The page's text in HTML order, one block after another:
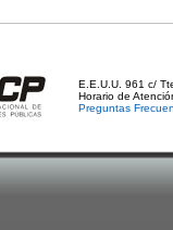
E.E.U.U. 961 c/
Horario de
Preguntas